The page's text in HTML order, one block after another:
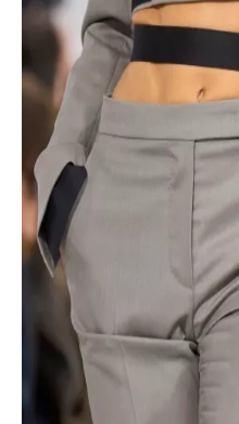
INFORMACE
REDAKCE